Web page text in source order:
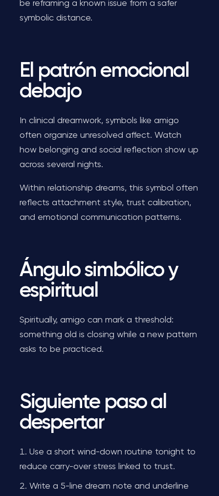
be reframing a known issue from a safer
symbolic distance.
El patrón emocional
debajo
In clinical dreamwork, symbols like amigo
often organize unresolved affect. Watch
how belonging and social reflection show up
across several nights.
Within relationship dreams, this symbol often
reflects attachment style, trust calibration,
and emotional communication patterns.
Ángulo simbólico y
espiritual
Spiritually, amigo can mark a threshold:
something old is closing while a new pattern
asks to be practiced.
Siguiente paso al
despertar
Use a short wind-down routine tonight to
reduce carry-over stress linked to trust.
Write a 5-line dream note and underline